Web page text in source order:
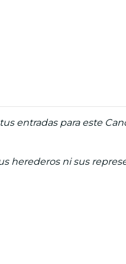
entradas para este
herederos ni sus